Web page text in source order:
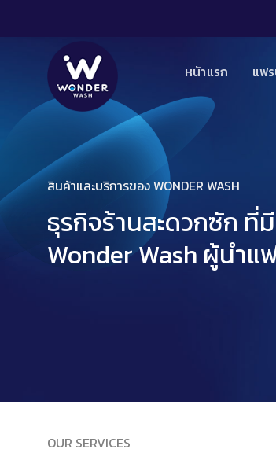
หน้าแรก แฟ
สินค้าและบริการของ WONDER WASH
ธุรกิจร้านสะดวกซัก
Wonder Wash ผู้นำ
OUR SERVICES